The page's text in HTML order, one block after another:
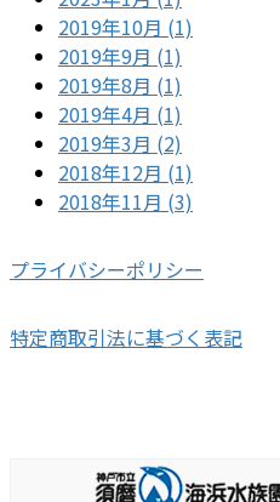
2019年10月 (1)
2019年9月 (1)
2019年8月 (1)
2019年4月 (1)
2019年3月 (2)
2018年12月 (1)
2018年11月 (3)
プライバシーポリシー
特定商取引法に基づく表記